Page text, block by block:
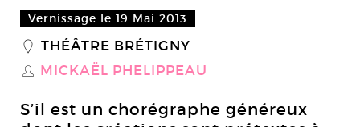
Vernissage le 19 Mai 2013
_ THÉÂTRE BRÉTIGNY
S MICKAËL PHELIPPEAU
S’il est un chorégraphe généreux